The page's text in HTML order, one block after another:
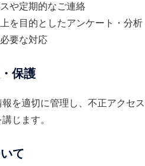
や定期的なご連絡
を目的としたアンケート・分析
要な対応
保護
を適切に管理し、不正アクセ
じます。
て